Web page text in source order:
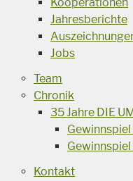
Jahresberichte
Jobs
Team
Chronik
35 Jahre DIE
Kontakt